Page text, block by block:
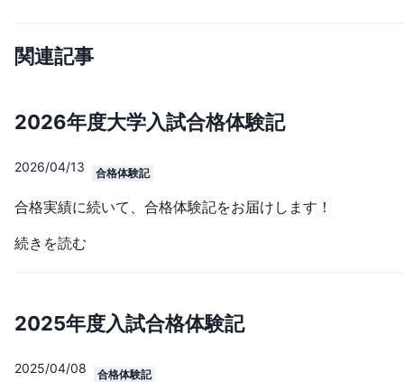
関連記事
2026年度大学入試合格体験記
2026/04/13 合格体験記
合格実績に続いて、合格体験記をお届けします！
続きを読む
2025年度入試合格体験記
2025/04/08 合格体験記